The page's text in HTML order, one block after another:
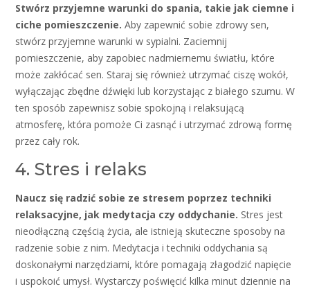
Stwórz przyjemne warunki do spania, takie jak ciemne i
ciche pomieszczenie. Aby zapewnić sobie zdrowy sen,
stwórz przyjemne warunki w sypialni. Zaciemnij
pomieszczenie, aby zapobiec nadmiernemu światłu, które
może zakłócać sen. Staraj się również utrzymać ciszę wokół,
wyłączając zbędne dźwięki lub korzystając z białego szumu. W
ten sposób zapewnisz sobie spokojną i relaksującą
atmosferę, która pomoże Ci zasnąć i utrzymać zdrową formę
przez cały rok.
4. Stres i relaks
Naucz się radzić sobie ze stresem poprzez techniki
relaksacyjne, jak medytacja czy oddychanie. Stres jest
nieodłączną częścią życia, ale istnieją skuteczne sposoby na
radzenie sobie z nim. Medytacja i techniki oddychania są
doskonałymi narzędziami, które pomagają złagodzić napięcie
i uspokoić umysł. Wystarczy poświęcić kilka minut dziennie na